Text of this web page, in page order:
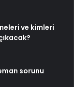
ve kimleri
sorunu